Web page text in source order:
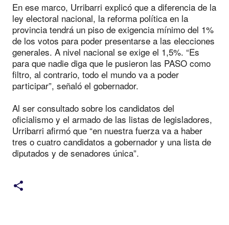
En ese marco, Urribarri explicó que a diferencia de la
ley electoral nacional, la reforma política en la
provincia tendrá un piso de exigencia mínimo del 1%
de los votos para poder presentarse a las elecciones
generales. A nivel nacional se exige el 1,5%. “Es
para que nadie diga que le pusieron las PASO como
filtro, al contrario, todo el mundo va a poder
participar”, señaló el gobernador.
Al ser consultado sobre los candidatos del
oficialismo y el armado de las listas de legisladores,
Urribarri afirmó que “en nuestra fuerza va a haber
tres o cuatro candidatos a gobernador y una lista de
diputados y de senadores única”.